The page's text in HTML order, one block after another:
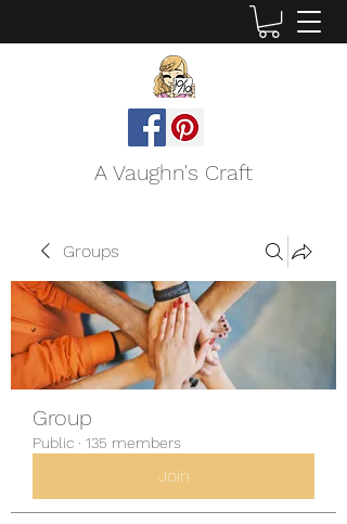
A Vaughn's Craft
Groups
Group
Public · 135 members
Join